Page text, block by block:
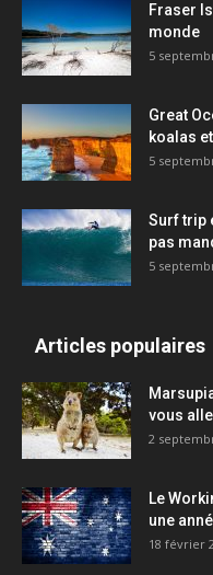
Fraser
monde
5
Great
koalas
5
Surf trip
pas
5
Articles populaires
vous
2
Le
une
18 février